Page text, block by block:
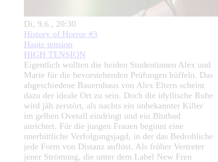
Di, 9.6., 20:30
History of Horror #3
Haute tension
HIGH TENSION
Eigentlich wollten die beiden Studentinnen Alex und
Marie für die bevorstehenden Prüfungen büffeln. Das
abgeschiedene Bauernhaus von Alex Eltern scheint
dazu der ideale Ort zu sein. Doch die idyllische Ruhe
wird jäh zerstört, als nachts ein unbekannter Killer
im gelben Overall eindringt und ein Blutbad
anrichtet. Für die jungen Frauen beginnt eine
unerbittliche Verfolgungsjagd, in der das Bedrohliche
jede Form von Distanz auflöst. Als früher Vertreter
jener Strömung, die unter dem Label New Fren